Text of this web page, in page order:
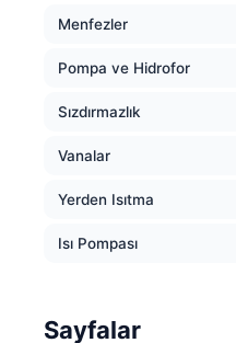
Menfezler
Pompa ve Hidrofor
Sızdırmazlık
Vanalar
Yerden Isıtma
Isı Pompası
Sayfalar